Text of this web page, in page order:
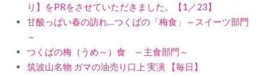
り】をPRをさせていただきました。【1／23】
甘酸っぱい春の訪れ…つくばの「梅食」～スイーツ部門
～
つくばの梅（うめ～）食 ～主食部門～
筑波山名物 ガマの油売り口上 実演 【毎日】